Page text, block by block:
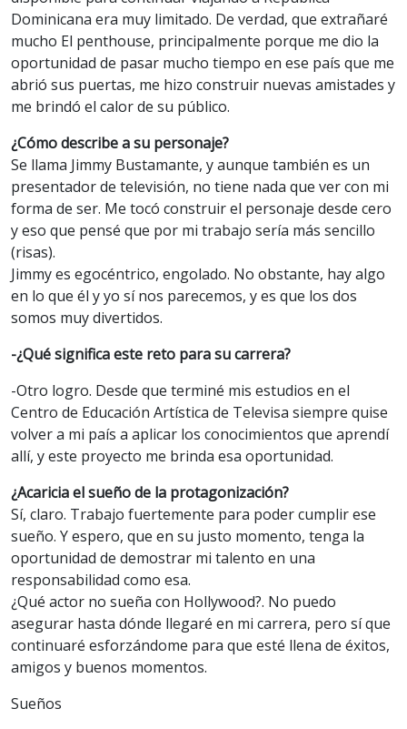
Dominicana era muy limitado. De verdad, que extrañaré
mucho El penthouse, principalmente porque me dio la
oportunidad de pasar mucho tiempo en ese país que me
abrió sus puertas, me hizo construir nuevas amistades y
me brindó el calor de su público.
¿Cómo describe a su personaje?
Se llama Jimmy Bustamante, y aunque también es un
presentador de televisión, no tiene nada que ver con mi
forma de ser. Me tocó construir el personaje desde cero
y eso que pensé que por mi trabajo sería más sencillo
(risas).
Jimmy es egocéntrico, engolado. No obstante, hay algo
en lo que él y yo sí nos parecemos, y es que los dos
somos muy divertidos.
-¿Qué significa este reto para su carrera?
-Otro logro. Desde que terminé mis estudios en el
Centro de Educación Artística de Televisa siempre quise
volver a mi país a aplicar los conocimientos que aprendí
allí, y este proyecto me brinda esa oportunidad.
¿Acaricia el sueño de la protagonización?
Sí, claro. Trabajo fuertemente para poder cumplir ese
sueño. Y espero, que en su justo momento, tenga la
oportunidad de demostrar mi talento en una
responsabilidad como esa.
¿Qué actor no sueña con Hollywood?. No puedo
asegurar hasta dónde llegaré en mi carrera, pero sí que
continuaré esforzándome para que esté llena de éxitos,
amigos y buenos momentos.
Sueños